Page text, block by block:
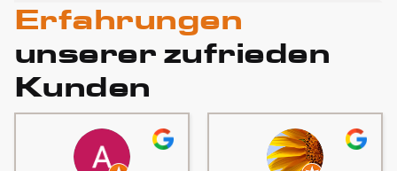
Erfahrungen
unserer zufrieden
Kunden